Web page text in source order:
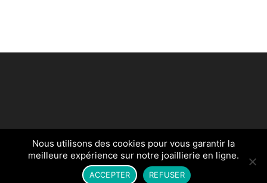
Créé paregldigital.fr
Nous utilisons des cookies pour vous garantir la
meilleure expérience sur notre joaillierie en ligne.
ACCEPTER REFUSER